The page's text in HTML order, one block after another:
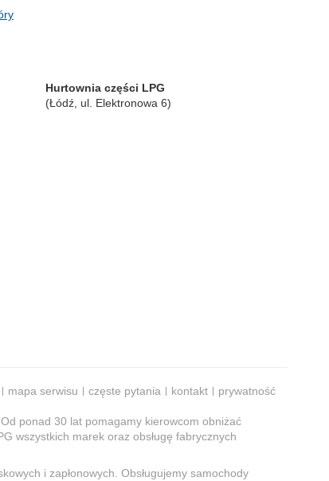
Hurtownia części LPG
(Łódź, ul. Elektronowa 6)
mapa serwisu częste pytania kontakt prywatność
ponad 30 lat pomagamy kierowcom obniżać
wszystkich marek oraz obsługę fabrycznych
i zapłonowych. Obsługujemy samochody